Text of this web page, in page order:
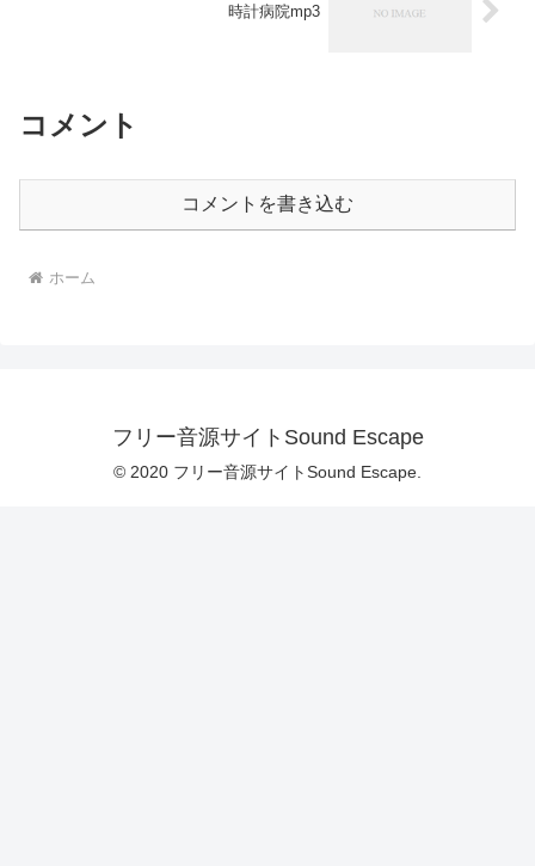
時計病院mp3
コメント
コメントを書き込む
ホーム
フリー音源サイトSound Escape
© 2020 フリー音源サイトSound Escape.